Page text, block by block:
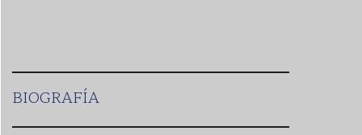
third
party
is not
BIOGRAFÍA